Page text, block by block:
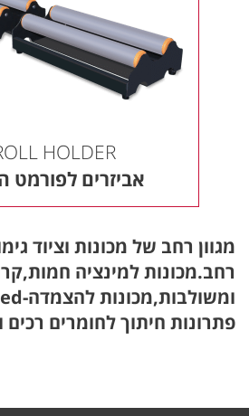
HOLDER
אביזרים לפורמט
מגוון רחב של מכונות וציוד
רחב.מכונות למינציה
פתרונות חיתוך לחומרים רכים